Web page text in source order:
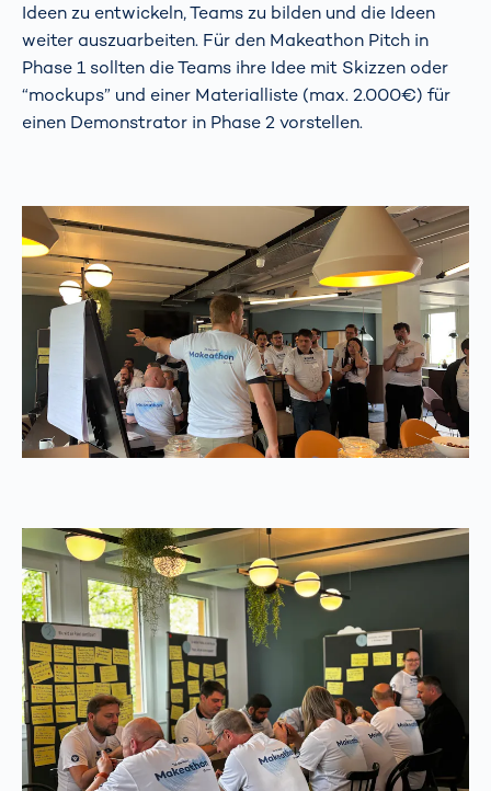
Ideen zu entwickeln, Teams zu bilden und die Ideen
weiter auszuarbeiten. Für den Makeathon Pitch in
Phase 1 sollten die Teams ihre Idee mit Skizzen oder
“mockups” und einer Materialliste (max. 2.000€) für
einen Demonstrator in Phase 2 vorstellen.